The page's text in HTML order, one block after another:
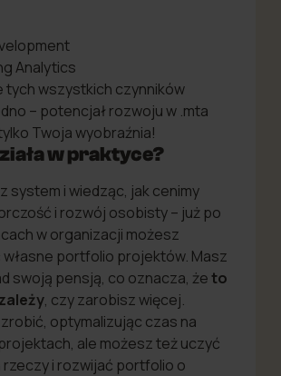
Analytics
tych wszystkich czynników
– potencjał rozwoju w .mta
Twoja wyobraźnia!
w praktyce?
system i wiedząc, jak cenimy
i rozwój osobisty – już po
w organizacji możesz
portfolio projektów. Masz
swoją pensją, co oznacza, żeto
, czy zarobisz więcej.
optymalizując czas na
ale możesz też uczyć
rzeczy i rozwijać portfolio o